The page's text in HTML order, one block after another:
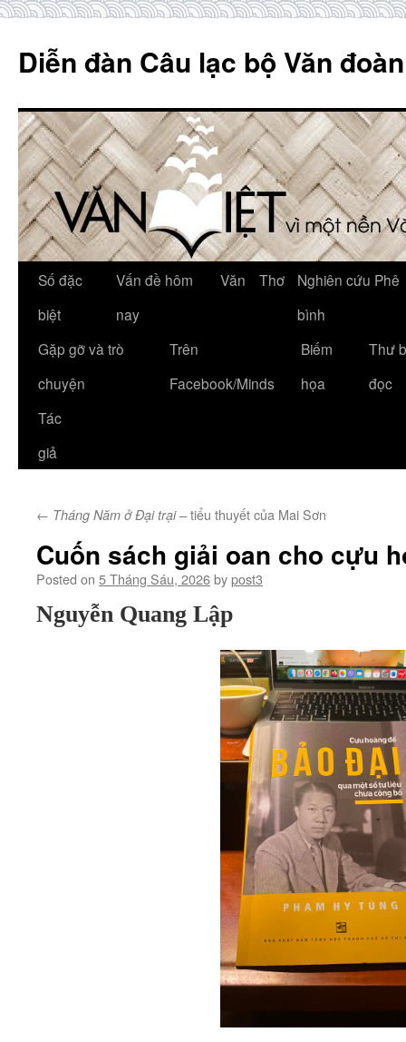
content
Diễn đàn Câu lạc bộ Văn
Số đặc
biệt
Vấn đề hôm
nay
Văn Thơ
Nghiên cứu Phê
bình
Gặp gỡ và trò
chuyện
Trên
Facebook/Minds
Biếm
họa
Thư
đọc
Tác
giả
← Tháng Năm ở Đại trại– tiểu thuyết của Mai Sơn
Cuốn sách giải oan cho cựu
Posted on 5 Tháng Sáu, 2026bypost3
Nguyễn Quang Lập